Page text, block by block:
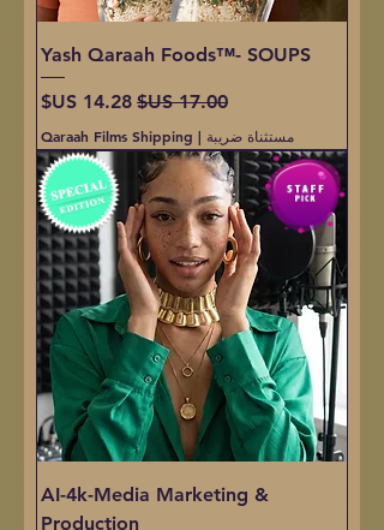
Yash Qaraah Foods™- SOUPS
سعر عادي سعر البيع
مستثناة ضريبة |
Qaraah Films Shipping
AI-4k-Media Marketing &
Production